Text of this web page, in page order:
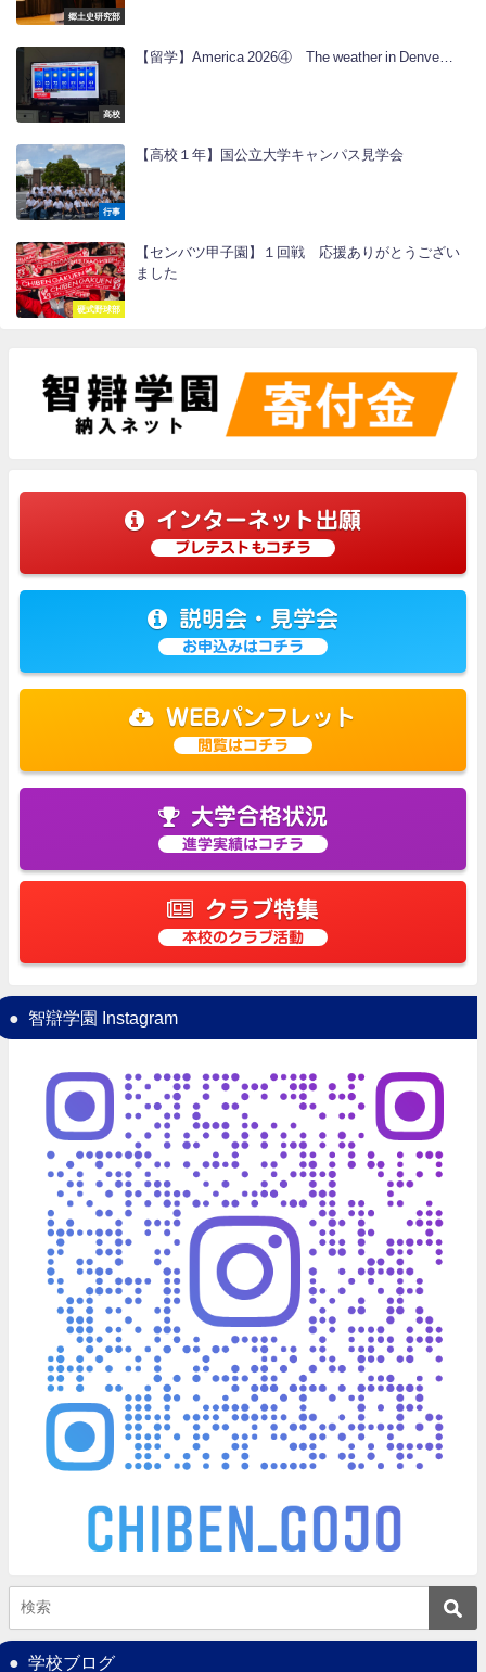
郷土史研究部
高校
【留学】America 2026④ The weather in Denve…
行事
【高校１年】国公立大学キャンパス見学会
硬式野球部
【センバツ甲子園】１回戦 応援ありがとうござい
ました
インターネット出願
プレテストもコチラ
説明会・見学会
お申込みはコチラ
WEBパンフレット
閲覧はコチラ
大学合格状況
進学実績はコチラ
クラブ特集
本校のクラブ活動
智辯学園 Instagram
学校ブログ